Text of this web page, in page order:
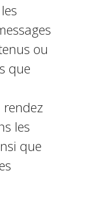
ou
que
les
que